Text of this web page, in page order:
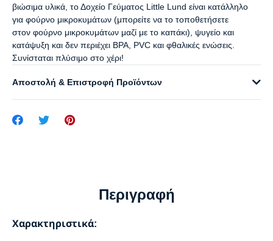
βιώσιμα υλικά, το Δοχείο Γεύματος Little Lund είναι κατάλληλο
για φούρνο μικροκυμάτων (μπορείτε να το τοποθετήσετε
στον φούρνο μικροκυμάτων μαζί με το καπάκι), ψυγείο και
κατάψυξη και δεν περιέχει BPA, PVC και φθαλικές ενώσεις.
Συνίσταται πλύσιμο στο χέρι!
Αποστολή & Επιστροφή Προϊόντων
Περιγραφή
Χαρακτηριστικά: